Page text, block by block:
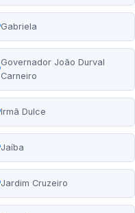
Gabriela
Governador João Durval
Carneiro
Irmã Dulce
Jaíba
Jardim Cruzeiro